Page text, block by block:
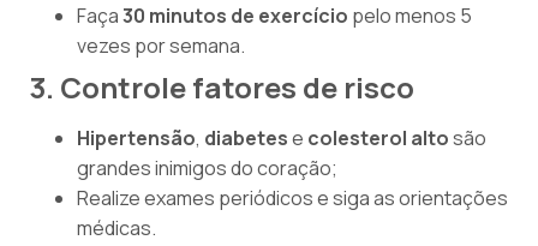
Faça30 minutos de exercício pelo menos 5
vezes por semana.
3. Controle fatores de risco
Hipertensão, diabetese colesterol altosão
grandes inimigos do coração;
Realize exames periódicos e siga as orientações
médicas.